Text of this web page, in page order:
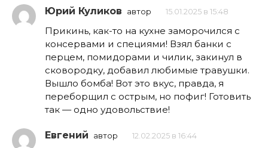
Юрий Куликов автор 15.01.2025 в 15:48
Прикинь, как-то на кухне заморочился с
консервами и специями! Взял банки с
перцем, помидорами и чилик, закинул в
сковородку, добавил любимые травушки.
Вышло бомба! Вот это вкус, правда, я
переборщил с острым, но пофиг! Готовить
так — одно удовольствие!
Евгений автор 12.02.2025 в 16:44